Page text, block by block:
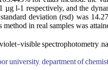
l-1 respectively, and the
deviation (rsd) was
method in real samples was
visible spectrophotometry
university, department of